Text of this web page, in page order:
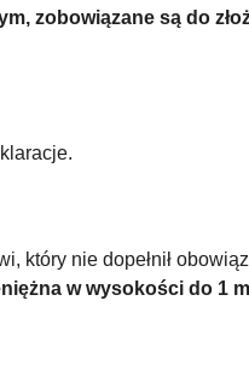
zobowiązane są do
który nie dopełnił
w wysokości do 1